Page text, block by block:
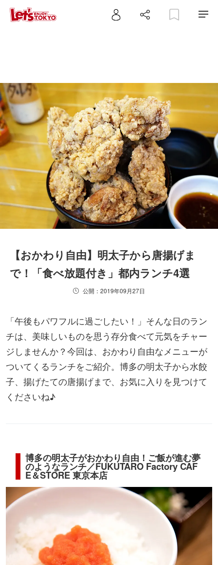
【おかわり自由】明太子から唐揚げま
で！「食べ放題付き」都内ランチ4選
公開：2019年09月27日
「午後もパワフルに過ごしたい！」そんな日のラン
チは、美味しいものを思う存分食べて元気をチャー
ジしませんか？今回は、おかわり自由なメニューが
ついてくるランチをご紹介。博多の明太子から水餃
子、揚げたての唐揚げまで、お気に入りを見つけて
くださいね♪
博多の明太子がおかわり自由！ご飯が進む夢
のようなランチ／FUKUTARO Factory CAF
E＆STORE 東京本店